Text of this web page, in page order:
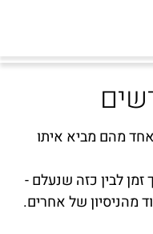
מהם מביא איתו
לבין כזה שנעלם -
מהניסיון של אחרים.